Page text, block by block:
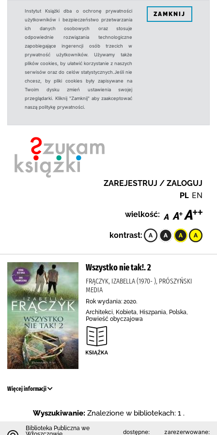
Instytut Książki dba o ochronę prywatności
użytkowników i bezpieczeństwo przetwarzania
ich danych osobowych oraz stosuje
odpowiednie rozwiązania technologiczne
zapobiegające ingerencji osób trzecich w
prywatność użytkowników. Używamy także
plików cookies, by ułatwić korzystanie z naszych
serwisów oraz do celów statystycznych.Jeśli nie
chcesz, by pliki cookies były zapisywane na
Twoim dysku zmień ustawienia swojej
przeglądarki. Kliknij "Zamknij" aby zaakceptować
naszą politykę prywatności.
ZAMKNIJ
ZAREJESTRUJ / ZALOGUJ
PL EN
wielkość:
kontrast:
Wszystko nie tak!. 2
FRĄCZYK, IZABELLA (1970- ), PRÓSZYŃSKI
MEDIA
Rok wydania: 2020.
Architekci, Kobieta, Hiszpania, Polska,
Powieść obyczajowa
Więcej informacji
Wyszukiwanie: Znalezione w bibliotekach: 1 .
Biblioteka Publiczna we
dostępne: zarezerwowane: